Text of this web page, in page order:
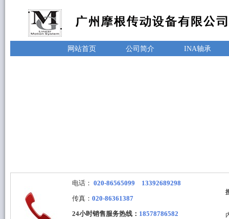
网站首页 公司简介 INA轴承
电话： 020-86565099 13392689298
传真： 020-86361387
24小时销售服务热线： 18578786582